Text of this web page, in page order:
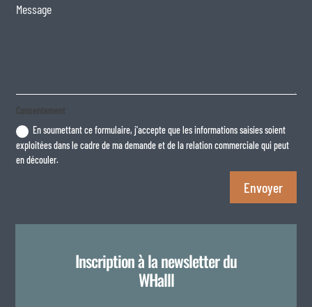
Consentement
En soumettant ce formulaire, j'accepte que les informations saisies soient
exploitées dans le cadre de ma demande et de la relation commerciale qui peut
en découler.
Envoyer
Inscription à la newsletter du
WHalll